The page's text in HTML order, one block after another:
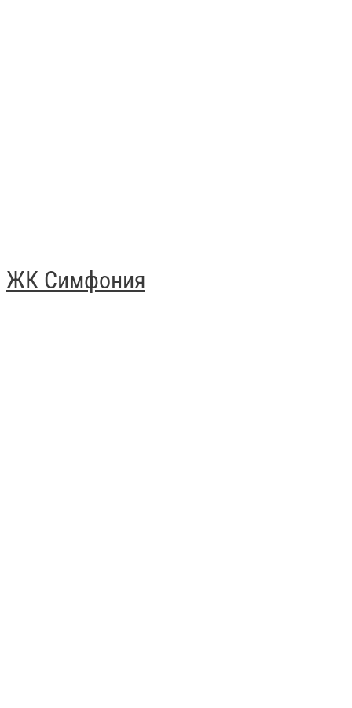
ЖК Симфония